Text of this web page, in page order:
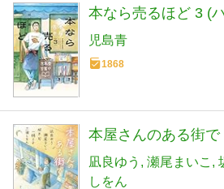
本なら売るほど 3 (
児島青
1868
本屋さんのある街
凪良ゆう 瀬尾まいこ
しをん